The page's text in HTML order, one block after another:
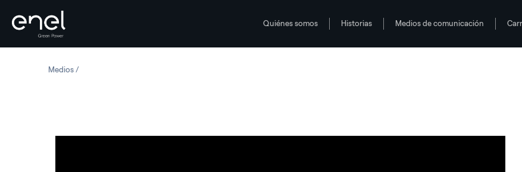
Quiénes somos Historias Medios de comunicación
MediosEnergía eólica: Enel Green Power para el KidWind Challenge 2019